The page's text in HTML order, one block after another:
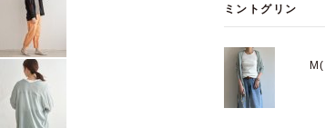
ミントグリン